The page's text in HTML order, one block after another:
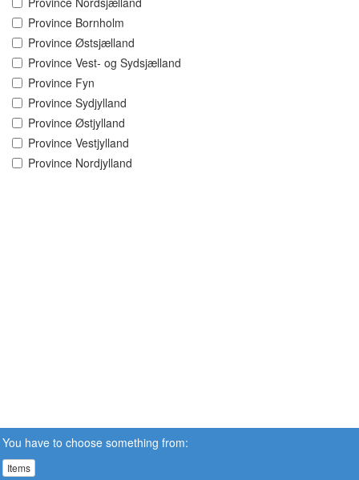
Province Bornholm
Province Østsjælland
Province Vest- og Sydsjælland
Province Fyn
Province Sydjylland
Province Østjylland
Province Vestjylland
Province Nordjylland
You have to choose something from:
Items